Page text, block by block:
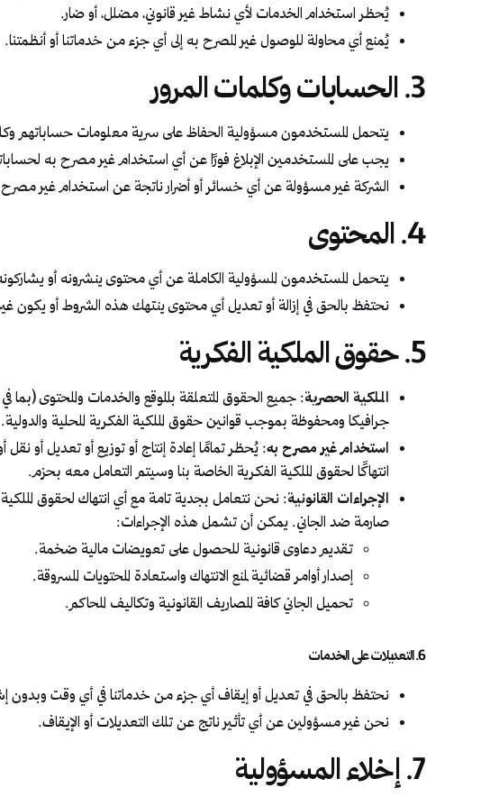
يُحظر استخدام الخدمات لأي نشاط غير قانوني، مضلل، أو ضار.
يُمنع أي محاولة للوصول غير المصرح به إلى أي جزء من خدماتنا أو أنظمتنا.
3. الحسابات وكلمات المرور
يتحمل المستخدمون مسؤولية الحفاظ على سرية معلومات حساباتهم
يجب على المستخدمين الإبلاغ فورًا عن أي استخدام غير مصرح به
الشركة غير مسؤولة عن أي خسائر أو أضرار ناتجة عن استخدام غير
4. المحتوى
يتحمل المستخدمون المسؤولية الكاملة عن أي محتوى ينشرونه أو
نحتفظ بالحق في إزالة أو تعديل أي محتوى ينتهك هذه الشروط أو يكون غير
5. حقوق الملكية الفكرية
الملكية الحصرية: جميع الحقوق المتعلقة بالموقع والخدمات والمحتوى
جرافيكا ومحفوظة بموجب قوانين حقوق الملكية الفكرية المحلية والدولية.
استخدام غير مصرح به: يُحظر تمامًا إعادة إنتاج أو توزيع أو تعديل
انتهاكًا لحقوق الملكية الفكرية الخاصة بنا وسيتم التعامل معه بحزم.
الإجراءات القانونية: نحن نتعامل بجدية تامة مع أي انتهاك لحقوق
صارمة ضد الجاني. يمكن أن تشمل هذه الإجراءات:
تقديم دعاوى قانونية للحصول على تعويضات مالية ضخمة.
إصدار أوامر قضائية لمنع الانتهاك واستعادة المحتويات المسروقة.
تحميل الجاني كافة المصاريف القانونية وتكاليف المحاكم.
6. التعديلات على الخدمات
نحتفظ بالحق في تعديل أو إيقاف أي جزء من خدماتنا في أي وقت
نحن غير مسؤولين عن أي تأثير ناتج عن تلك التعديلات أو الإيقاف.
7. إخلاء المسؤولية